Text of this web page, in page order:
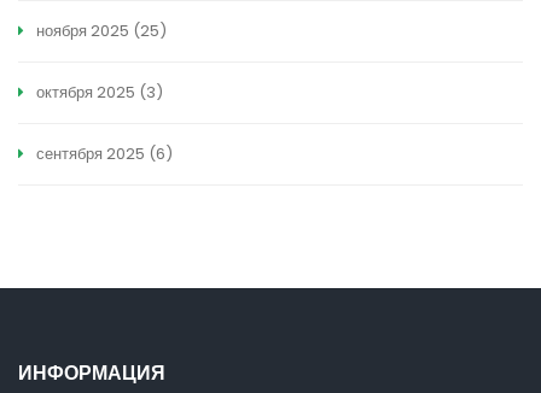
ноября 2025 (25)
октября 2025 (3)
сентября 2025 (6)
ИНФОРМАЦИЯ